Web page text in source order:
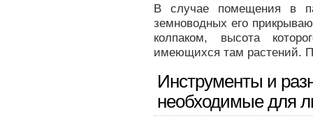
В случае помещения в
земноводных его
колпаком, высота
имеющихся там растений.
Инструменты и
необходимые для